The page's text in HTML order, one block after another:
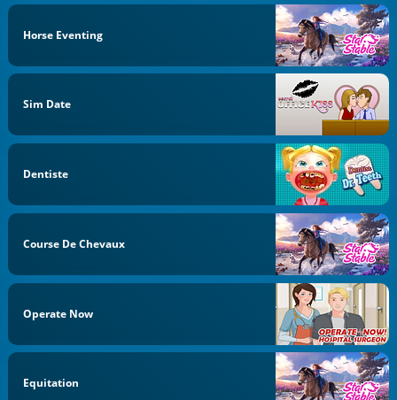
Horse Eventing
Sim Date
Dentiste
Course De Chevaux
Operate Now
Equitation